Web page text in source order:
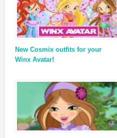
New Cosmix outfits for your
Winx Avatar!